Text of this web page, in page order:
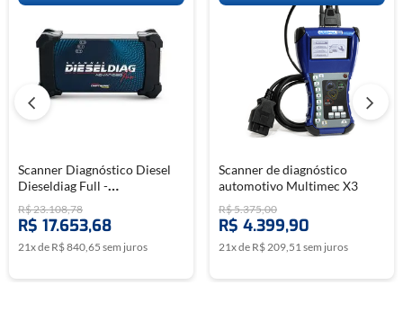
Scanner Diagnóstico Diesel
Dieseldiag Full -
CHIPTRONIC
R$23.108,78
R$ 17.653,68
21x de R$840,65 sem juros
Scanner de diagnóstico
automotivo Multimec X3
R$5.375,00
R$ 4.399,90
21x de R$209,51sem juros